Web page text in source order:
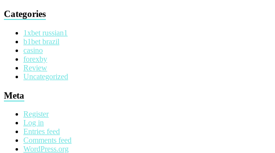
Categories
1xbet russian1
b1bet brazil
casino
forexby
Review
Uncategorized
Meta
Register
Log in
Entries feed
Comments feed
WordPress.org